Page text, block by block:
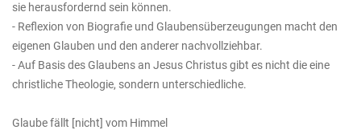
sie herausfordernd sein können.
- Reflexion von Biografie und Glaubensüberzeugungen macht den
eigenen Glauben und den anderer nachvollziehbar.
- Auf Basis des Glaubens an Jesus Christus gibt es nicht die eine
christliche Theologie, sondern unterschiedliche.
Glaube fällt [nicht] vom Himmel